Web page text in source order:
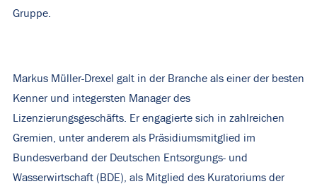
Gruppe.
Markus Müller-Drexel galt in der Branche als einer der besten
Kenner und integersten Manager des
Lizenzierungsgeschäfts. Er engagierte sich in zahlreichen
Gremien, unter anderem als Präsidiumsmitglied im
Bundesverband der Deutschen Entsorgungs- und
Wasserwirtschaft (BDE), als Mitglied des Kuratoriums der